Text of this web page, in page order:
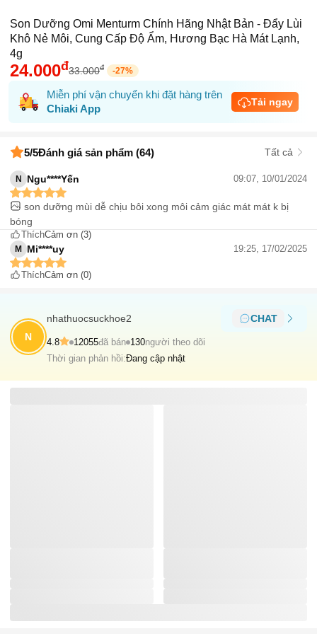
Son Dưỡng Omi Menturm Chính Hãng Nhật Bản - Đẩy Lùi
Khô Nẻ Môi, Cung Cấp Độ Ẩm, Hương Bạc Hà Mát Lạnh,
4g
24.000đ33.000đ -27%
Miễn phí vận chuyển khi đặt hàng trên
Chiaki App
Tải ngay
5/5Đánh giá sản phẩm (64) Tất cả
N Ngu****Yến 09:07, 10/01/2024
son dưỡng mùi dễ chịu bôi xong môi cảm giác mát mát k bị
bóng
ThíchCảm ơn (3)
M Mi****uy 19:25, 17/02/2025
ThíchCảm ơn (0)
N
nhathuocsuckhoe2 CHAT
4.8 12055đã bán 130người theo dõi
Thời gian phản hồi:Đang cập nhật